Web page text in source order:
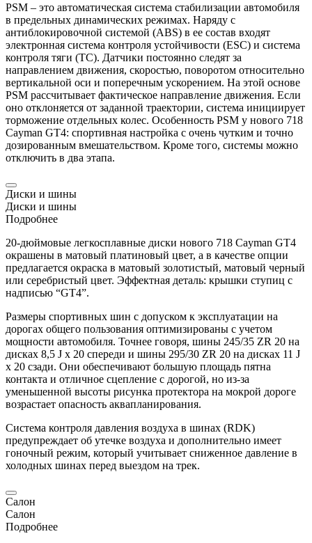
PSM – это автоматическая система стабилизации автомобиля
в предельных динамических режимах. Наряду с
антиблокировочной системой (ABS) в ее состав входят
электронная система контроля устойчивости (ESC) и система
контроля тяги (TC). Датчики постоянно следят за
направлением движения, скоростью, поворотом относительно
вертикальной оси и поперечным ускорением. На этой основе
PSM рассчитывает фактическое направление движения. Если
оно отклоняется от заданной траектории, система инициирует
торможение отдельных колес. Особенность PSM у нового 718
Cayman GT4: спортивная настройка с очень чутким и точно
дозированным вмешательством. Кроме того, системы можно
отключить в два этапа.
Диски и шины
Диски и шины
Подробнее
20-дюймовые легкосплавные диски нового 718 Cayman GT4
окрашены в матовый платиновый цвет, а в качестве опции
предлагается окраска в матовый золотистый, матовый черный
или серебристый цвет. Эффектная деталь: крышки ступиц с
надписью “GT4”.
Размеры спортивных шин с допуском к эксплуатации на
дорогах общего пользования оптимизированы с учетом
мощности автомобиля. Точнее говоря, шины 245/35 ZR 20 на
дисках 8,5 J x 20 спереди и шины 295/30 ZR 20 на дисках 11 J
x 20 сзади. Они обеспечивают большую площадь пятна
контакта и отличное сцепление с дорогой, но из-за
уменьшенной высоты рисунка протектора на мокрой дороге
возрастает опасность аквапланирования.
Система контроля давления воздуха в шинах (RDK)
предупреждает об утечке воздуха и дополнительно имеет
гоночный режим, который учитывает сниженное давление в
холодных шинах перед выездом на трек.
Салон
Салон
Подробнее